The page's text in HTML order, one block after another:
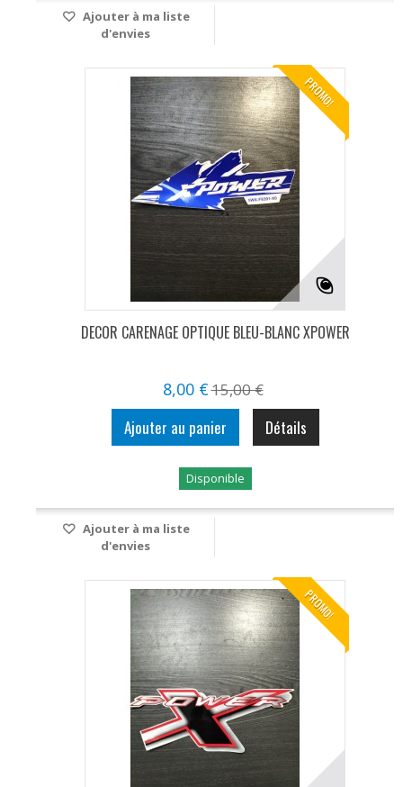
Ajouter à ma liste
d'envies
PROMO!
DECOR CARENAGE OPTIQUE BLEU-BLANC XPOWER
8,00 €15,00 €
Ajouter au panier Détails
Disponible
Ajouter à ma liste
d'envies
PROMO!